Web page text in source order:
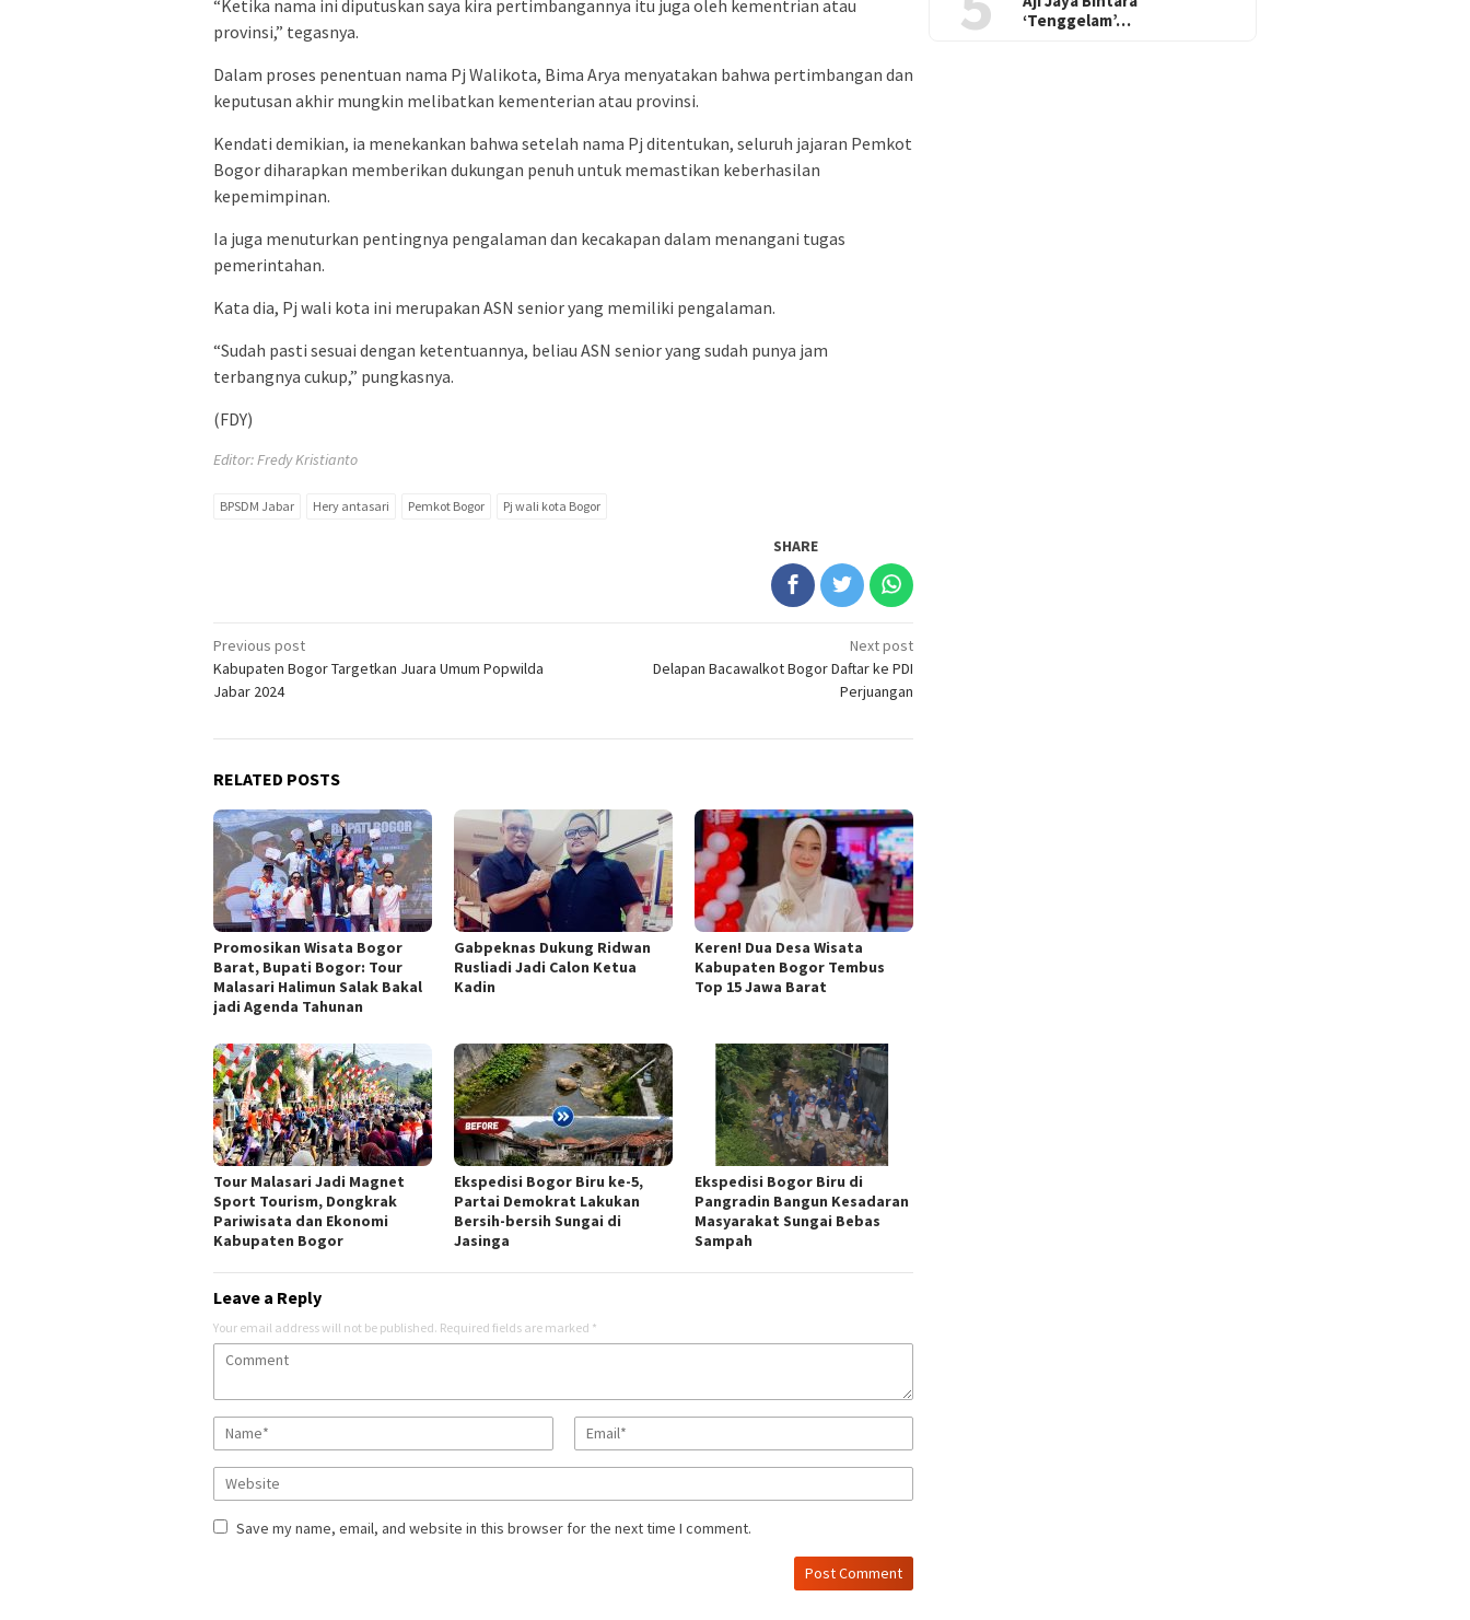
“Ketika nama ini diputuskan saya kira pertimbangannya itu juga oleh kementrian atau
provinsi,” tegasnya.
Dalam proses penentuan nama Pj Walikota, Bima Arya menyatakan bahwa pertimbangan dan
keputusan akhir mungkin melibatkan kementerian atau provinsi.
Kendati demikian, ia menekankan bahwa setelah nama Pj ditentukan, seluruh jajaran Pemkot
Bogor diharapkan memberikan dukungan penuh untuk memastikan keberhasilan
kepemimpinan.
Ia juga menuturkan pentingnya pengalaman dan kecakapan dalam menangani tugas
pemerintahan.
Kata dia, Pj wali kota ini merupakan ASN senior yang memiliki pengalaman.
“Sudah pasti sesuai dengan ketentuannya, beliau ASN senior yang sudah punya jam
terbangnya cukup,” pungkasnya.
(FDY)
Editor: Fredy Kristianto
BPSDM Jabar Hery antasari Pemkot Bogor Pj wali kota Bogor
SHARE
Post
navigation
Previous post
Kabupaten Bogor Targetkan Juara Umum Popwilda
Jabar 2024
Next post
Delapan Bacawalkot Bogor Daftar ke PDI
Perjuangan
RELATED POSTS
Promosikan Wisata Bogor
Barat, Bupati Bogor: Tour
Malasari Halimun Salak Bakal
jadi Agenda Tahunan
Gabpeknas Dukung Ridwan
Rusliadi Jadi Calon Ketua
Kadin
Keren! Dua Desa Wisata
Kabupaten Bogor Tembus
Top 15 Jawa Barat
Tour Malasari Jadi Magnet
Sport Tourism, Dongkrak
Pariwisata dan Ekonomi
Kabupaten Bogor
Ekspedisi Bogor Biru ke-5,
Partai Demokrat Lakukan
Bersih-bersih Sungai di
Jasinga
Ekspedisi Bogor Biru di
Pangradin Bangun Kesadaran
Masyarakat Sungai Bebas
Sampah
Leave a Reply
Your email address will not be published. Required fields are marked *
Save my name, email, and website in this browser for the next time I comment.
‘Tenggelam’…